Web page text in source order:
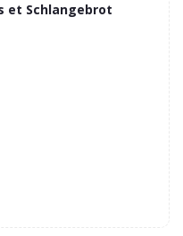
et Schlangebrot